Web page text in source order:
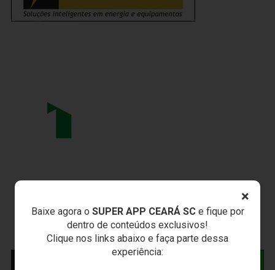
×
Baixe agora o SUPER APP CEARÁ SCe fique por
dentro de conteúdos exclusivos!
Clique nos links abaixo e faça parte dessa
experiência: